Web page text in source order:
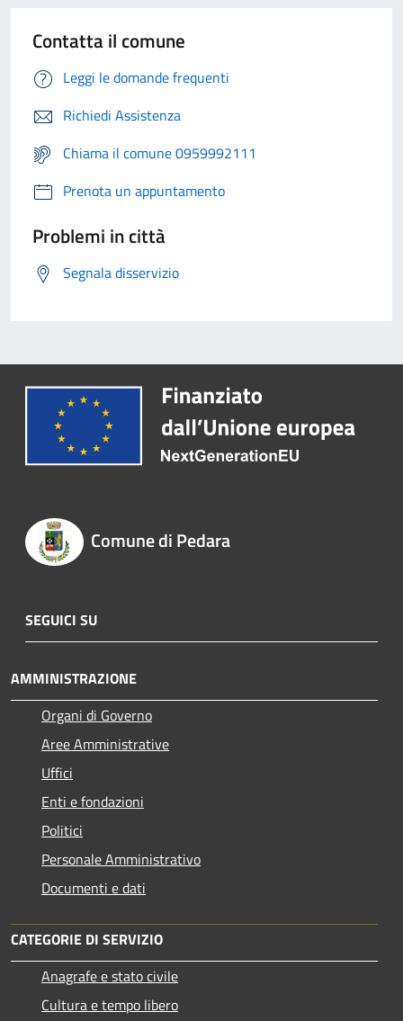
Contatta il comune
Leggi le domande frequenti
Richiedi Assistenza
Chiama il comune 0959992111
Prenota un appuntamento
Problemi in città
Segnala disservizio
Comune di Pedara
SEGUICI SU
AMMINISTRAZIONE
Organi di Governo
Aree Amministrative
Uffici
Enti e fondazioni
Politici
Personale Amministrativo
Documenti e dati
CATEGORIE DI SERVIZIO
Anagrafe e stato civile
Cultura e tempo libero